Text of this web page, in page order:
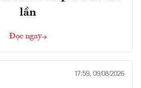
lần
Đọc ngay
17:59, 09/08/2026